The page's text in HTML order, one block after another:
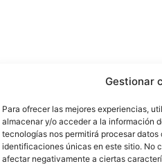
Gestionar
Para ofrecer las mejores experiencias,
almacenar y/o acceder a la información
tecnologías nos permitirá procesar
identificaciones únicas en este sitio. No
afectar negativamente a ciertas